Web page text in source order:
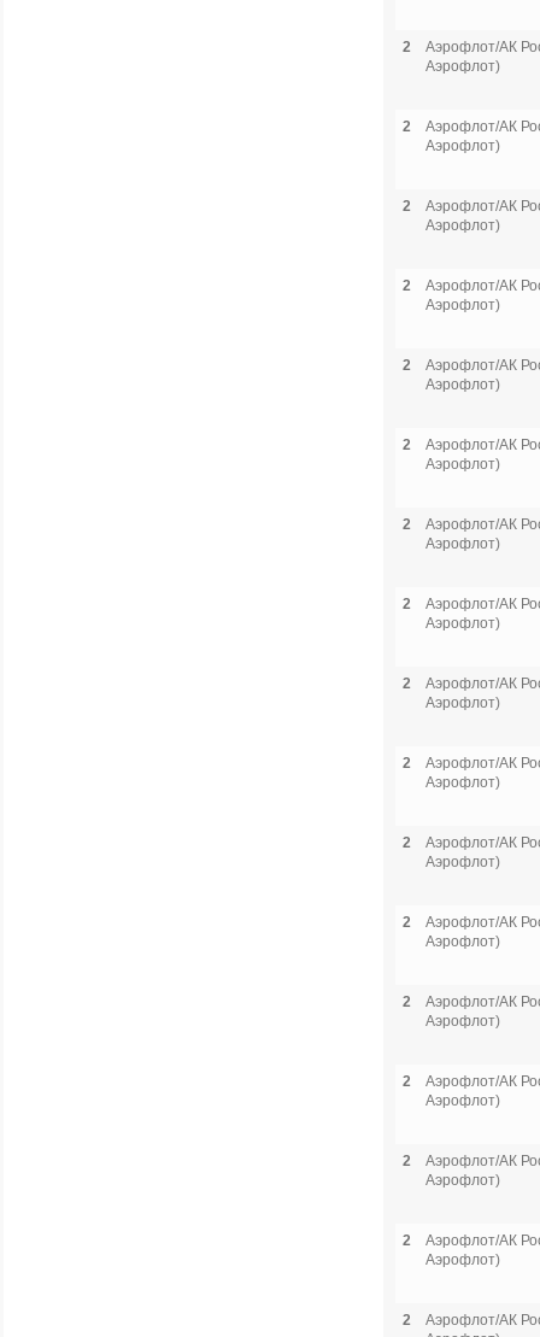
2
Аэрофлот/АК
Аэрофлот)
2
Аэрофлот/АК
Аэрофлот)
2
Аэрофлот/АК
Аэрофлот)
2
Аэрофлот/АК
Аэрофлот)
2
Аэрофлот/АК
Аэрофлот)
2
Аэрофлот/АК
Аэрофлот)
2
Аэрофлот/АК
Аэрофлот)
2
Аэрофлот/АК
Аэрофлот)
2
Аэрофлот/АК
Аэрофлот)
2
Аэрофлот/АК
Аэрофлот)
2
Аэрофлот/АК
Аэрофлот)
2
Аэрофлот/АК
Аэрофлот)
2
Аэрофлот/АК
Аэрофлот)
2
Аэрофлот/АК
Аэрофлот)
2
Аэрофлот/АК
Аэрофлот)
2
Аэрофлот/АК
Аэрофлот)
2
Аэрофлот/АК